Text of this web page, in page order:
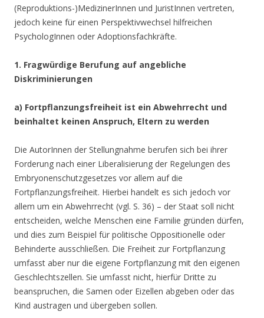
(Reproduktions-)MedizinerInnen und JuristInnen vertreten,
jedoch keine für einen Perspektivwechsel hilfreichen
PsychologInnen oder Adoptionsfachkräfte.
1. Fragwürdige Berufung auf angebliche
Diskriminierungen
a) Fortpflanzungsfreiheit ist ein Abwehrrecht und
beinhaltet keinen Anspruch, Eltern zu werden
Die AutorInnen der Stellungnahme berufen sich bei ihrer
Forderung nach einer Liberalisierung der Regelungen des
Embryonenschutzgesetzes vor allem auf die
Fortpflanzungsfreiheit. Hierbei handelt es sich jedoch vor
allem um ein Abwehrrecht (vgl. S. 36) – der Staat soll nicht
entscheiden, welche Menschen eine Familie gründen dürfen,
und dies zum Beispiel für politische Oppositionelle oder
Behinderte ausschließen. Die Freiheit zur Fortpflanzung
umfasst aber nur die eigene Fortpflanzung mit den eigenen
Geschlechtszellen. Sie umfasst nicht, hierfür Dritte zu
beanspruchen, die Samen oder Eizellen abgeben oder das
Kind austragen und übergeben sollen.